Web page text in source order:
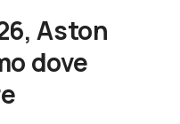
Aston
dove